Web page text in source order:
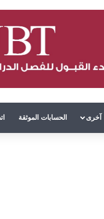
آخرى الحسابات الموثقة